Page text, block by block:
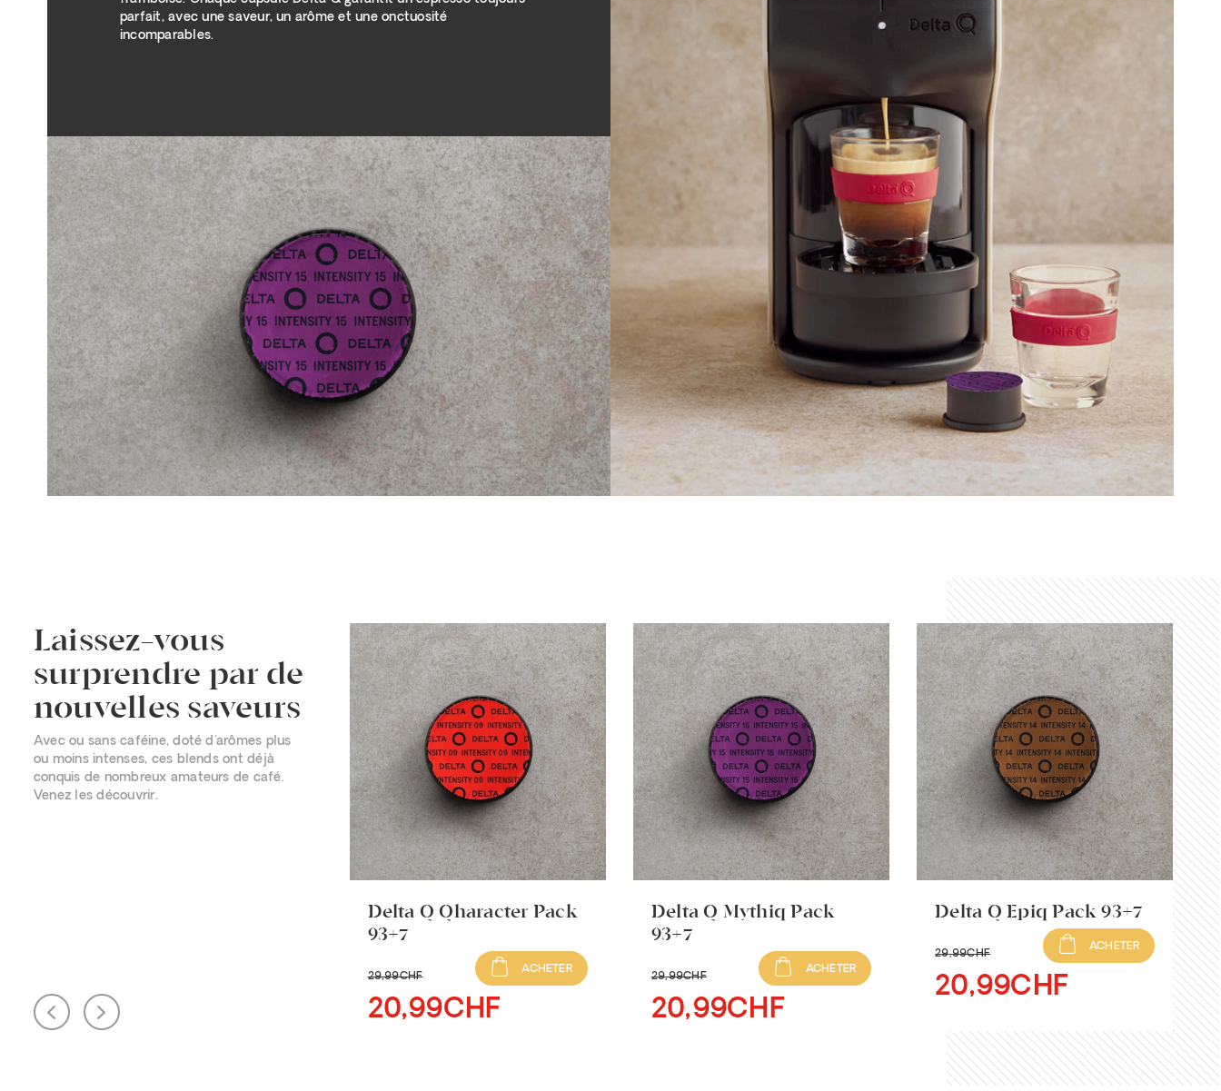
parfait, avec une saveur, un arôme et une onctuosité
incomparables.
Laissez-vous
surprendre par de
nouvelles saveurs
Avec ou sans caféine, doté d'arômes plus
ou moins intenses, ces blends ont déjà
conquis de nombreux amateurs de café.
Venez les découvrir.
Delta Q Qharacter Pack
93+7
29,99CHF
20,99CHF
ACHETER
Delta Q Mythiq Pack
93+7
29,99CHF
20,99CHF
ACHETER
Delta Q Epiq Pack 93+7
29,99CHF
20,99CHF
ACHETER